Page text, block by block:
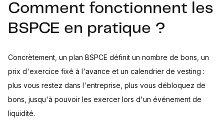
Comment fonctionnent les
BSPCE en pratique ?
Concrètement, un plan BSPCE définit un nombre de bons, un
prix d'exercice fixé à l'avance et un calendrier de vesting :
plus vous restez dans l'entreprise, plus vous débloquez de
bons, jusqu'à pouvoir les exercer lors d'un événement de
liquidité.